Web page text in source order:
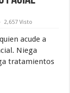
2,657 Visto
acude a
Niega
tratamientos